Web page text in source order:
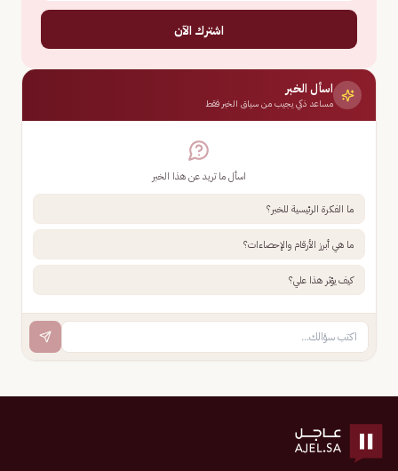
اشترك الآن
اسأل الخبر
مساعد ذكي يجيب من سياق الخبر فقط
اسأل ما تريد عن هذا الخبر
ما الفكرة الرئيسية للخبر؟
ما هي أبرز الأرقام والإحصاءات؟
كيف يؤثر هذا علي؟